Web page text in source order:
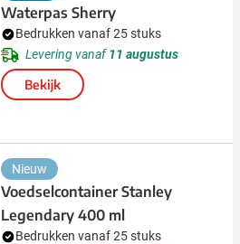
Waterpas Sherry
Bedrukken vanaf 25 stuks
Levering vanaf11 augustus
Bekijk
Nieuw
Voedselcontainer Stanley
Legendary 400 ml
Bedrukken vanaf 25 stuks